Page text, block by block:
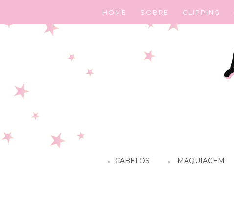
HOME SOBRE CLIPPING
CABELOS MAQUIAGEM